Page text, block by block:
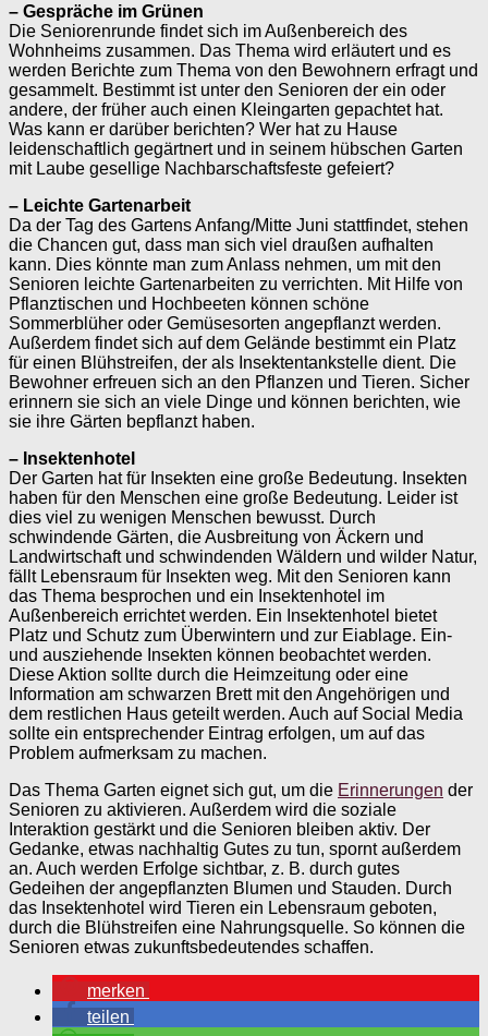
– Gespräche im Grünen
Die Seniorenrunde findet sich im Außenbereich des
Wohnheims zusammen. Das Thema wird erläutert und es
werden Berichte zum Thema von den Bewohnern erfragt und
gesammelt. Bestimmt ist unter den Senioren der ein oder
andere, der früher auch einen Kleingarten gepachtet hat.
Was kann er darüber berichten? Wer hat zu Hause
leidenschaftlich gegärtnert und in seinem hübschen Garten
mit Laube gesellige Nachbarschaftsfeste gefeiert?
– Leichte Gartenarbeit
Da der Tag des Gartens Anfang/Mitte Juni stattfindet, stehen
die Chancen gut, dass man sich viel draußen aufhalten
kann. Dies könnte man zum Anlass nehmen, um mit den
Senioren leichte Gartenarbeiten zu verrichten. Mit Hilfe von
Pflanztischen und Hochbeeten können schöne
Sommerblüher oder Gemüsesorten angepflanzt werden.
Außerdem findet sich auf dem Gelände bestimmt ein Platz
für einen Blühstreifen, der als Insektentankstelle dient. Die
Bewohner erfreuen sich an den Pflanzen und Tieren. Sicher
erinnern sie sich an viele Dinge und können berichten, wie
sie ihre Gärten bepflanzt haben.
– Insektenhotel
Der Garten hat für Insekten eine große Bedeutung. Insekten
haben für den Menschen eine große Bedeutung. Leider ist
dies viel zu wenigen Menschen bewusst. Durch
schwindende Gärten, die Ausbreitung von Äckern und
Landwirtschaft und schwindenden Wäldern und wilder Natur,
fällt Lebensraum für Insekten weg. Mit den Senioren kann
das Thema besprochen und ein Insektenhotel im
Außenbereich errichtet werden. Ein Insektenhotel bietet
Platz und Schutz zum Überwintern und zur Eiablage. Ein-
und ausziehende Insekten können beobachtet werden.
Diese Aktion sollte durch die Heimzeitung oder eine
Information am schwarzen Brett mit den Angehörigen und
dem restlichen Haus geteilt werden. Auch auf Social Media
sollte ein entsprechender Eintrag erfolgen, um auf das
Problem aufmerksam zu machen.
Das Thema Garten eignet sich gut, um die Erinnerungen der
Senioren zu aktivieren. Außerdem wird die soziale
Interaktion gestärkt und die Senioren bleiben aktiv. Der
Gedanke, etwas nachhaltig Gutes zu tun, spornt außerdem
an. Auch werden Erfolge sichtbar, z. B. durch gutes
Gedeihen der angepflanzten Blumen und Stauden. Durch
das Insektenhotel wird Tieren ein Lebensraum geboten,
durch die Blühstreifen eine Nahrungsquelle. So können die
Senioren etwas zukunftsbedeutendes schaffen.
merken
teilen